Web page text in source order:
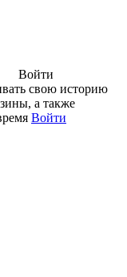
Войти
свою историю
а также
Войти